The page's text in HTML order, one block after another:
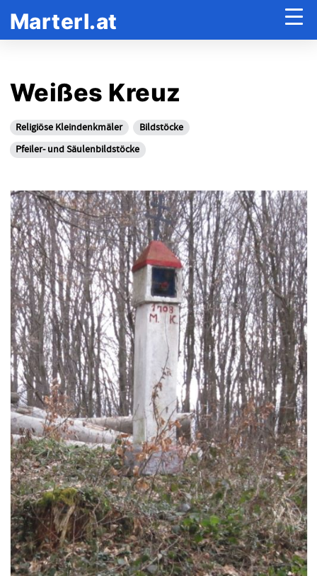
Marterl.at
Weißes Kreuz
Religiöse Kleindenkmäler
Bildstöcke
Pfeiler- und Säulenbildstöcke